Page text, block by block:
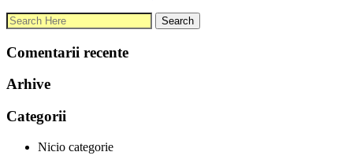
Comentarii recente
Arhive
Categorii
Nicio categorie